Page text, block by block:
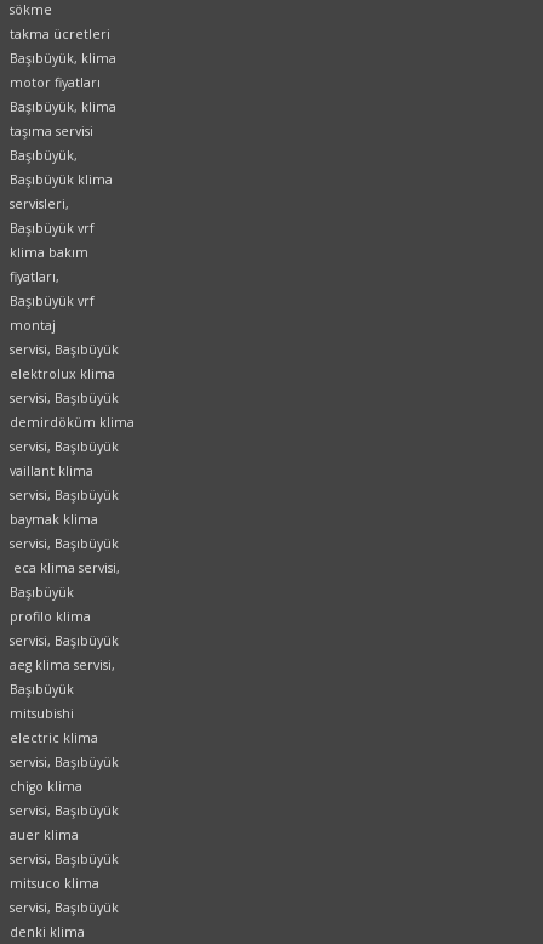
sökme
takma ücretleri
Başıbüyük, klima
motor fiyatları
Başıbüyük, klima
taşıma servisi
Başıbüyük,
Başıbüyük klima
servisleri,
Başıbüyük vrf
klima bakım
fiyatları,
Başıbüyük vrf
montaj
servisi, Başıbüyük
elektrolux klima
servisi, Başıbüyük
demirdöküm klima
servisi, Başıbüyük
vaillant klima
servisi, Başıbüyük
baymak klima
servisi, Başıbüyük
eca klima servisi,
Başıbüyük
profilo klima
servisi, Başıbüyük
aeg klima servisi,
Başıbüyük
mitsubishi
electric klima
servisi, Başıbüyük
chigo klima
servisi, Başıbüyük
auer klima
servisi, Başıbüyük
mitsuco klima
servisi, Başıbüyük
denki klima